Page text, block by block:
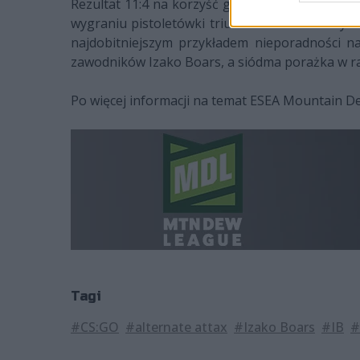
Rezultat 11:4 na korzyść graczy zza naszej
wygraniu pistoletówki triumf ALTERNATE
najdobitniejszym przykładem nieporadności
zawodników Izako Boars, a siódma porażka w
Po więcej informacji na temat ESEA Mountain
Tagi
#CS:GO #alternate attax #Izako Boars #IB